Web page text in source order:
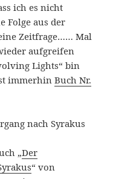
ich es nicht
Folge aus der
Zeitfrage…… Mal
aufgreifen
Lights“ bin
immerhinBuch Nr.
nach Syrakus
„Der
“ von